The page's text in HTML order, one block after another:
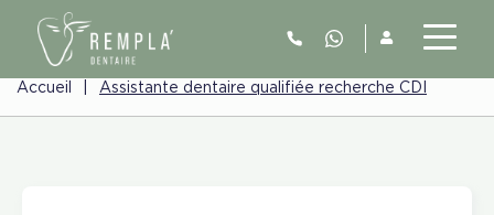
Accueil Assistante dentaire qualifiée recherche CDI